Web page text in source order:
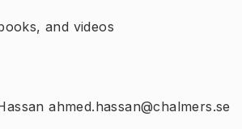
and videos
ahmed.hassan@chalmers.se